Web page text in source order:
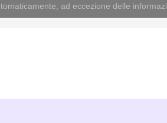
ad eccezione delle